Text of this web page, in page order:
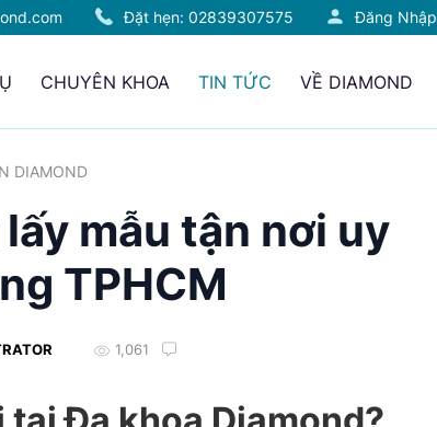
Đăng Nhập
Đặt hẹn: 02839307575
CHUYÊN KHOA TIN TỨC VỀ DIAMOND
DIAMOND
mẫu tận nơi uy
TPHCM
1,061